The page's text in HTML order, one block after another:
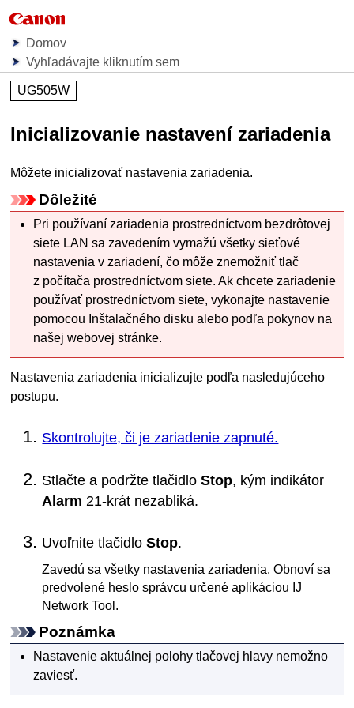
Domov
Vyhľadávajte kliknutím sem
UG505W
Inicializovanie nastavení zariadenia
Môžete inicializovať nastaveniazariadenia.
Dôležité
Pri používanízariadenia prostredníctvom bezdrôtovej
siete LAN sa zavedením vymažú všetky sieťové
nastavenia vzariadení, čo môže znemožniť tlač
z počítača prostredníctvom siete. Ak chcetezariadenie
používať prostredníctvom siete, vykonajte nastavenie
pomocou Inštalačného disku alebo podľa pokynov na
našej webovej stránke.
Nastaveniazariadenia inicializujte podľa nasledujúceho
postupu.
Skontrolujte, či je zariadenie zapnuté.
Stlačte a podržte tlačidloStop, kým indikátor
Alarm 21-krát nezabliká.
Uvoľnite tlačidloStop.
Zavedú sa všetky nastaveniazariadenia. Obnoví sa
predvolené heslo správcu určené aplikáciou IJ
Network Tool .
Poznámka
Nastavenie aktuálnej polohytlačovej hlavy nemožno
zaviesť.